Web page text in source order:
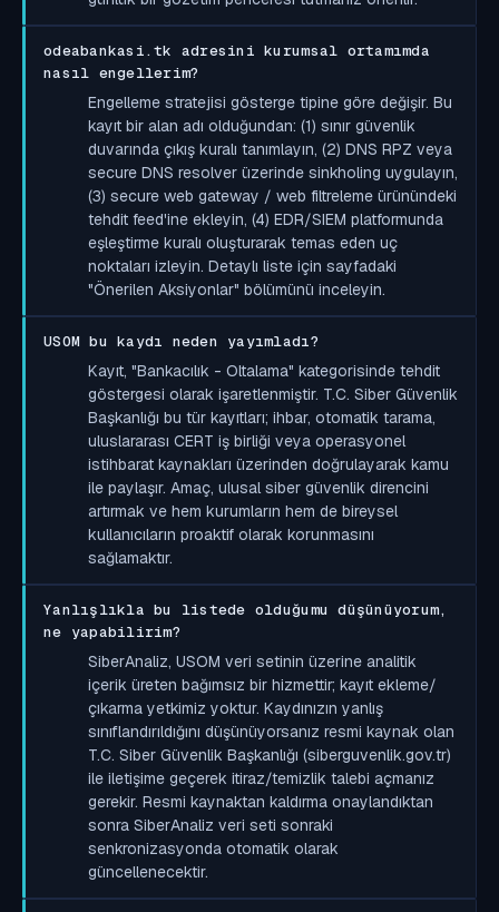
odeabankasi.tk adresini kurumsal ortamımda
nasıl engellerim?
Engelleme stratejisi gösterge tipine göre değişir. Bu
kayıt bir alan adı olduğundan: (1) sınır güvenlik
duvarında çıkış kuralı tanımlayın, (2) DNS RPZ veya
secure DNS resolver üzerinde sinkholing uygulayın,
(3) secure web gateway / web filtreleme ürünündeki
tehdit feed'ine ekleyin, (4) EDR/SIEM platformunda
eşleştirme kuralı oluşturarak temas eden uç
noktaları izleyin. Detaylı liste için sayfadaki
"Önerilen Aksiyonlar" bölümünü inceleyin.
USOM bu kaydı neden yayımladı?
Kayıt, "Bankacılık - Oltalama" kategorisinde tehdit
göstergesi olarak işaretlenmiştir. T.C. Siber Güvenlik
Başkanlığı bu tür kayıtları; ihbar, otomatik tarama,
uluslararası CERT iş birliği veya operasyonel
istihbarat kaynakları üzerinden doğrulayarak kamu
ile paylaşır. Amaç, ulusal siber güvenlik direncini
artırmak ve hem kurumların hem de bireysel
kullanıcıların proaktif olarak korunmasını
sağlamaktır.
Yanlışlıkla bu listede olduğumu düşünüyorum,
ne yapabilirim?
SiberAnaliz, USOM veri setinin üzerine analitik
içerik üreten bağımsız bir hizmettir; kayıt ekleme/
çıkarma yetkimiz yoktur. Kaydınızın yanlış
sınıflandırıldığını düşünüyorsanız resmi kaynak olan
T.C. Siber Güvenlik Başkanlığı (siberguvenlik.gov.tr)
ile iletişime geçerek itiraz/temizlik talebi açmanız
gerekir. Resmi kaynaktan kaldırma onaylandıktan
sonra SiberAnaliz veri seti sonraki
senkronizasyonda otomatik olarak
güncellenecektir.